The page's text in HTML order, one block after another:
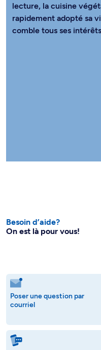
lecture, la cuisine
rapidement adopté sa
comble tous ses
Besoin d’aide?
On est là pour vous!
Poser une question par
courriel